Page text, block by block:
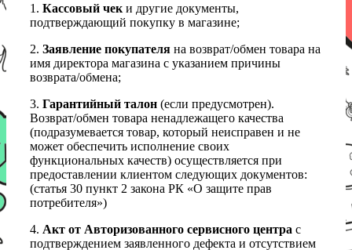
1. Кассовый чек и другие документы,
подтверждающий покупку в магазине;
2. Заявление покупателя на возврат/обмен товара на
имя директора магазина с указанием причины
возврата/обмена;
3. Гарантийный талон (если предусмотрен).
Возврат/обмен товара ненадлежащего качества
(подразумевается товар, который неисправен и не
может обеспечить исполнение своих
функциональных качеств) осуществляется при
предоставлении клиентом следующих документов:
(статья 30 пункт 2 закона РК «О защите прав
потребителя»)
4. Акт от Авторизованного сервисного центра с
подтверждением заявленного дефекта и отсутствием